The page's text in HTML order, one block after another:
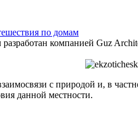
по домам
компанией Guz
с природой и, в
данной местности.